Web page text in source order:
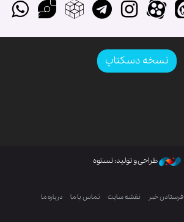
نسخه دسکتاپ
طراحی و تولید: نستوه
فرستادن خبر نقشه سایت تماس با ما درباره ما